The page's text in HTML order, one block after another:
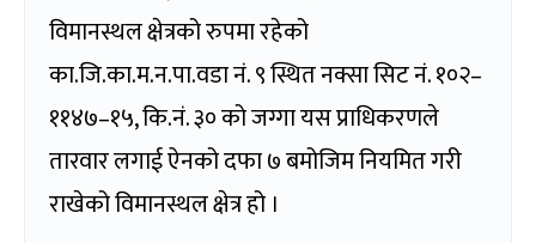
विमानस्थल क्षेत्रको रुपमा रहेको
का.जि.का.म.न.पा.वडा नं. ९ स्थित नक्सा सिट नं. १०२–
११४७–१५, कि.नं. ३० को जग्गा यस प्राधिकरणले
तारवार लगाई ऐनको दफा ७ बमोजिम नियमित गरी
राखेको विमानस्थल क्षेत्र हो ।